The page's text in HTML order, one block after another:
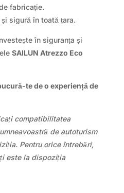
fabricație.
sigură în toată țara.
în siguranța și
SAILUN Atrezzo Eco
te de o experiență de
compatibilitatea
de autoturism
Pentru orice întrebări,
este la dispoziția